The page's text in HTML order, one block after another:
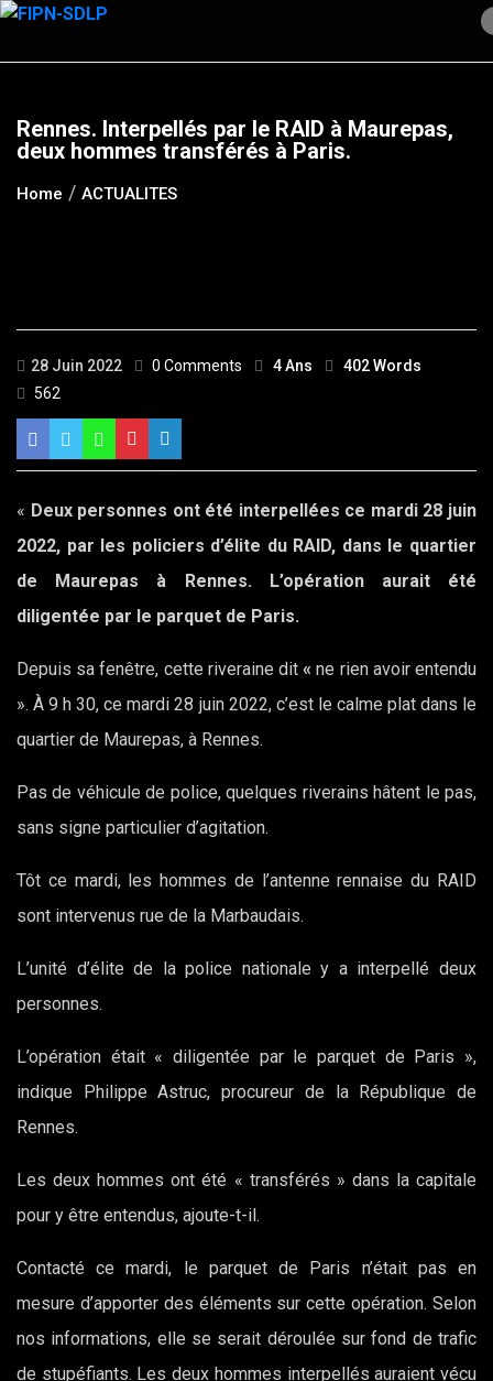
Skip
content
Rennes. Interpellés par le RAID à Maurepas,
deux hommes transférés à Paris.
Home ACTUALITES
28 Juin 2022 0 Comments 4 Ans
402 Words
562
« Deux personnes ont été interpellées ce mardi 28 juin
2022, par les policiers d’élite du RAID, dans le quartier
de Maurepas à Rennes. L’opération aurait été
diligentée par le parquet de Paris.
Depuis sa fenêtre, cette riveraine dit« ne rien avoir entendu
». À 9 h 30, ce mardi 28 juin 2022, c’est le calme plat dans le
quartier de Maurepas, à Rennes.
Pas de véhicule de police, quelques riverains hâtent le pas,
sans signe particulier d’agitation.
Tôt ce mardi, les hommes de l’antenne rennaise du RAID
sont intervenus rue de la Marbaudais.
L’unité d’élite de la police nationale y a interpellé deux
personnes.
L’opération était « diligentée par le parquet de Paris »,
indique Philippe Astruc, procureur de la République de
Rennes.
Les deux hommes ont été « transférés » dans la capitale
pour y être entendus, ajoute-t-il.
Contacté ce mardi, le parquet de Paris n’était pas en
mesure d’apporter des éléments sur cette opération. Selon
nos informations, elle se serait déroulée sur fond de trafic
de stupéfiants. Les deux hommes interpellés auraient vécu